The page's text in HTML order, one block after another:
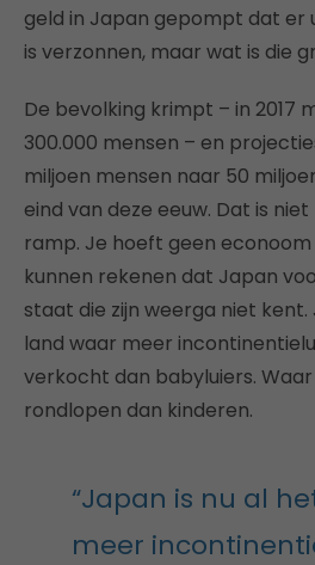
geld in Japan gepompt dat er
is verzonnen, maar wat is die
De bevolking krimpt – in 2017
300.000 mensen – en
miljoen mensen naar 50
eind van deze eeuw. Dat is
ramp. Je hoeft geen
kunnen rekenen dat Japan
staat die zijn weerga niet kent.
land waar meer
verkocht dan babyluiers.
rondlopen dan kinderen.
“Japan is nu al
meer